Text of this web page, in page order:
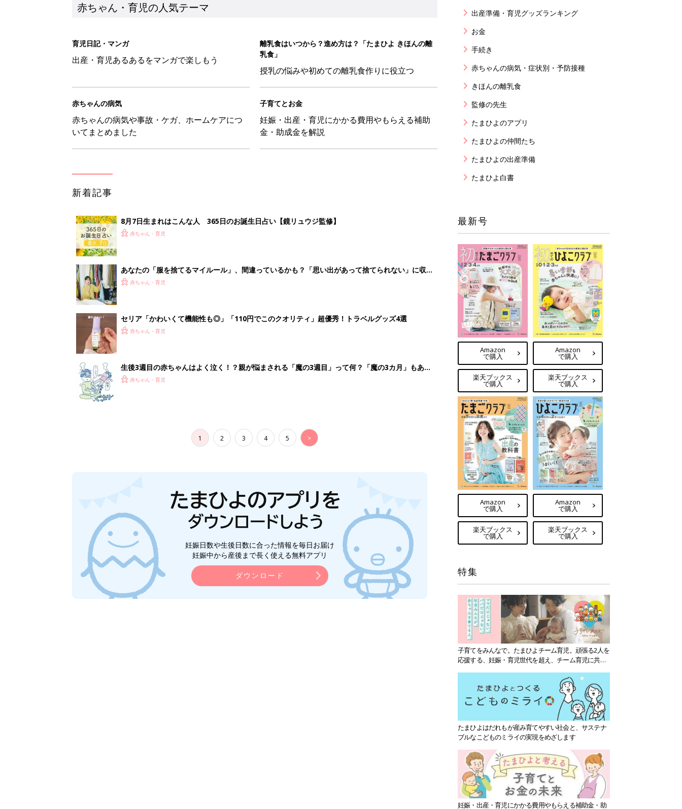
赤ちゃん・育児の人気テーマ
育児日記・マンガ
出産・育児あるあるをマンガで楽しもう
離乳食はいつから？進め方は？「たまひよ きほんの離
乳食」
授乳の悩みや初めての離乳食作りに役立つ
赤ちゃんの病気
赤ちゃんの病気や事故・ケガ、ホームケアにつ
いてまとめました
子育てとお金
妊娠・出産・育児にかかる費用やもらえる補助
金・助成金を解説
新着記事
8月7日生まれはこんな人 365日のお誕生日占い【鏡リュウジ監修】
赤ちゃん・育児
あなたの「服を捨てるマイルール」、間違っているかも？「思い出があって捨てられない」に収納
スタイリストが喝！
赤ちゃん・育児
セリア「かわいくて機能性も◎」「110円でこのクオリティ」超優秀！トラベルグッズ4選
赤ちゃん・育児
生後3週目の赤ちゃんはよく泣く！？親が悩まされる「魔の3週目」って何？「魔の3カ月」もある
って本当？【専門家】
赤ちゃん・育児
1 2 3 4 5 >
妊娠日数や生後日数に合った情報を毎日お届け
妊娠中から産後まで長く使える無料アプリ
ダウンロード
出産準備・育児グッズランキング
お金
手続き
赤ちゃんの病気・症状別・予防接種
きほんの離乳食
監修の先生
たまひよのアプリ
たまひよの仲間たち
たまひよの出産準備
たまひよ白書
最新号
Amazon
で購入
楽天ブックス
で購入
Amazon
で購入
楽天ブックス
で購入
Amazon
で購入
楽天ブックス
で購入
Amazon
で購入
楽天ブックス
で購入
特集
子育てをみんなで。たまひよチーム育児。頑張る2人を
応援する、妊娠・育児世代を超え、チーム育児に共感
たまひよはだれもが産み育てやすい社会と、サステナ
ブルなこどものミライの実現をめざします
妊娠・出産・育児にかかる費用やもらえる補助金・助